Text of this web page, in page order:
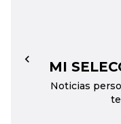
MI
Noticias
←